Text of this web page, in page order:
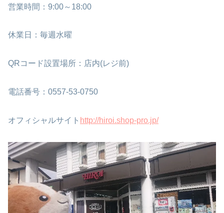
営業時間：9:00～18:00
休業日：毎週水曜
QRコード設置場所：店内(レジ前)
電話番号：0557-53-0750
オフィシャルサイト http://hiroi.shop-pro.jp/